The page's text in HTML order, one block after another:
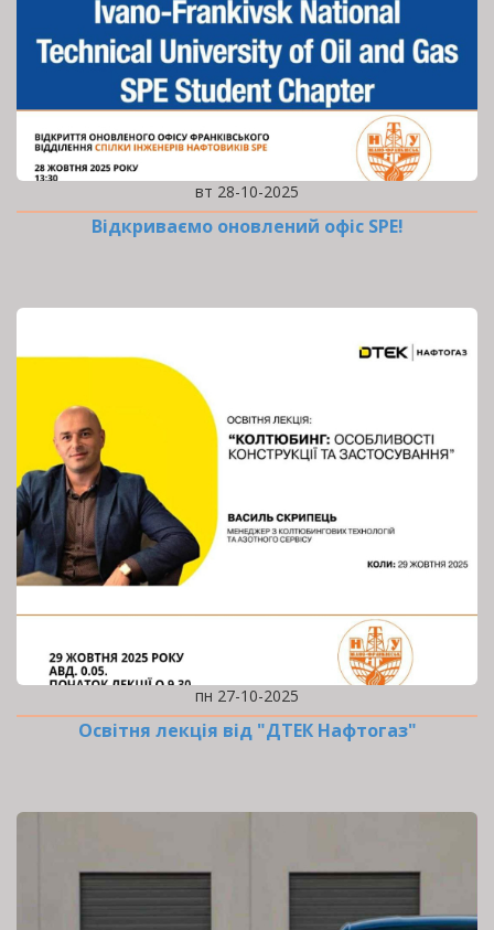
вт 28-10-2025
Відкриваємо оновлений офіс SPE!
пн 27-10-2025
Освітня лекція від "ДТЕК Нафтогаз"